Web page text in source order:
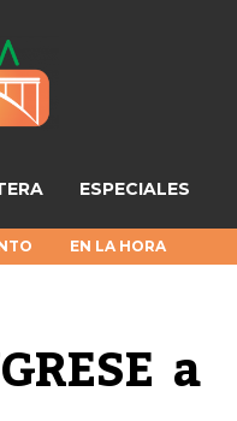
ESPECIALES
EN LA HORA
a